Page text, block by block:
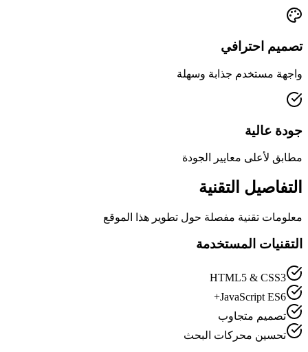
تصميم احترافي
واجهة مستخدم جذابة وسهلة
جودة عالية
مطابق لأعلى معايير الجودة
التفاصيل التقنية
معلومات تقنية مفصلة حول تطوير هذا الموقع
التقنيات المستخدمة
HTML5 & CSS3
JavaScript ES6+
تصميم متجاوب
تحسين محركات البحث